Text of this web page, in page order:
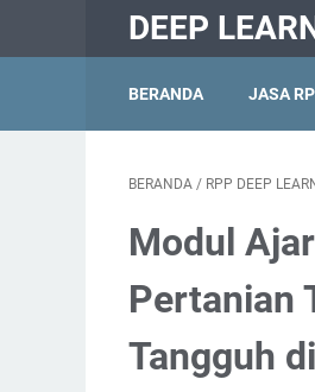
DEEP
BERANDA JASA
BERANDA / RPP DEEP
Modul
Pertanian
Tangguh